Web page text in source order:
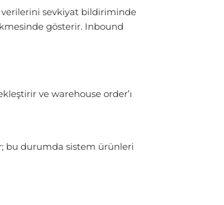
sevkiyat bildiriminde
gösterir. Inbound
ve warehouse order’ı
bu durumda sistem ürünleri